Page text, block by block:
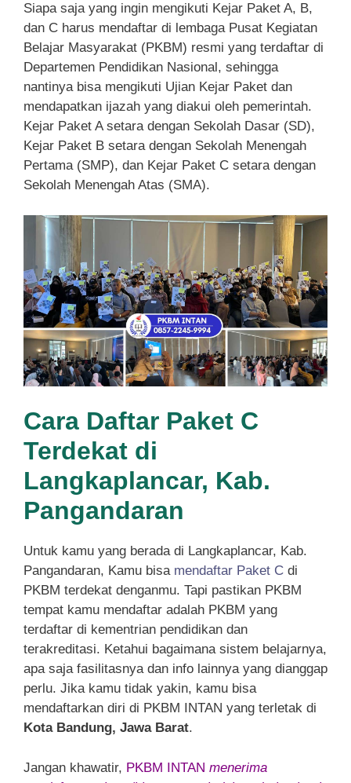
Siapa saja yang ingin mengikuti Kejar Paket A, B,
dan C harus mendaftar di lembaga Pusat Kegiatan
Belajar Masyarakat (PKBM) resmi yang terdaftar di
Departemen Pendidikan Nasional, sehingga
nantinya bisa mengikuti Ujian Kejar Paket dan
mendapatkan ijazah yang diakui oleh pemerintah.
Kejar Paket A setara dengan Sekolah Dasar (SD),
Kejar Paket B setara dengan Sekolah Menengah
Pertama (SMP), dan Kejar Paket C setara dengan
Sekolah Menengah Atas (SMA).
Cara Daftar Paket C
Terdekat di
Langkaplancar, Kab.
Pangandaran
Untuk kamu yang berada di Langkaplancar, Kab.
Pangandaran, Kamu bisa mendaftar Paket C di
PKBM terdekat denganmu. Tapi pastikan PKBM
tempat kamu mendaftar adalah PKBM yang
terdaftar di kementrian pendidikan dan
terakreditasi. Ketahui bagaimana sistem belajarnya,
apa saja fasilitasnya dan info lainnya yang dianggap
perlu. Jika kamu tidak yakin, kamu bisa
mendaftarkan diri di PKBM INTAN yang terletak di
Kota Bandung, Jawa Barat.
Jangan khawatir, PKBM INTAN menerima